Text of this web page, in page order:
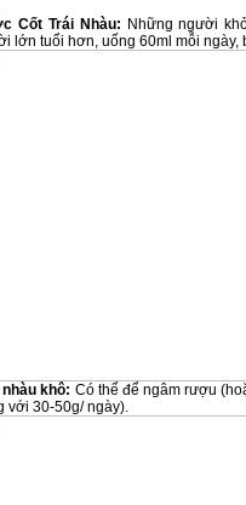
Cốt Trái Nhàu: Những người
lớn tuổi hơn, uống 60ml mỗi ngày,
nhàu khô: Có thể để ngâm rượu
với 30-50g/ ngày).